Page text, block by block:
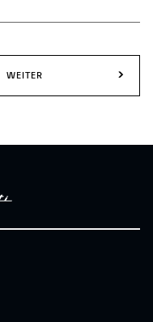
WEITER